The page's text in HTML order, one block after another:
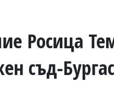
Росица
съд-Бургас